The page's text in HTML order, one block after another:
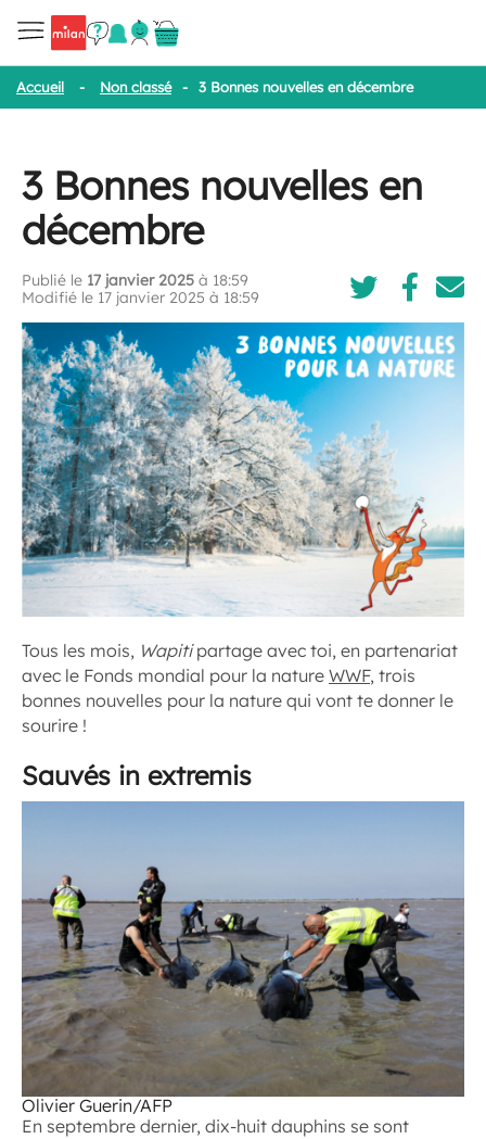
Accueil - Non classé - 3 Bonnes nouvelles en décembre
3 Bonnes nouvelles en
décembre
Publié le 17 janvier 2025 à 18:59
Modifié le 17 janvier 2025 à 18:59
Tous les mois, Wapitipartage avec toi, en partenariat
avec le Fonds mondial pour la nature WWF, trois
bonnes nouvelles pour la nature qui vont te donner le
sourire !
Sauvés in extremis
Olivier Guerin/AFP
En septembre dernier, dix-huit dauphins se sont